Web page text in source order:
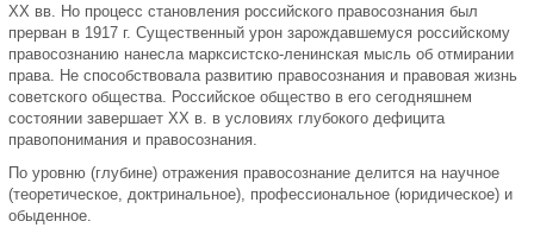
XX вв. Но процесс становления российского правосознания был
прерван в 1917 г. Существенный урон зарождавшемуся российскому
правосознанию нанесла марксистско-ленинская мысль об отмирании
права. Не способствовала развитию правосознания и правовая жизнь
советского общества. Российское общество в его сегодняшнем
состоянии завершает XX в. в условиях глубокого дефицита
правопонимания и правосознания.
По уровню (глубине) отражения правосознание делится на научное
(теоретическое, доктринальное), профессиональное (юридическое) и
обыденное.